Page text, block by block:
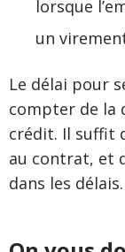
lorsque
un
Le délai pour
compter de la
crédit. Il suffit
au contrat, et
dans les délais.